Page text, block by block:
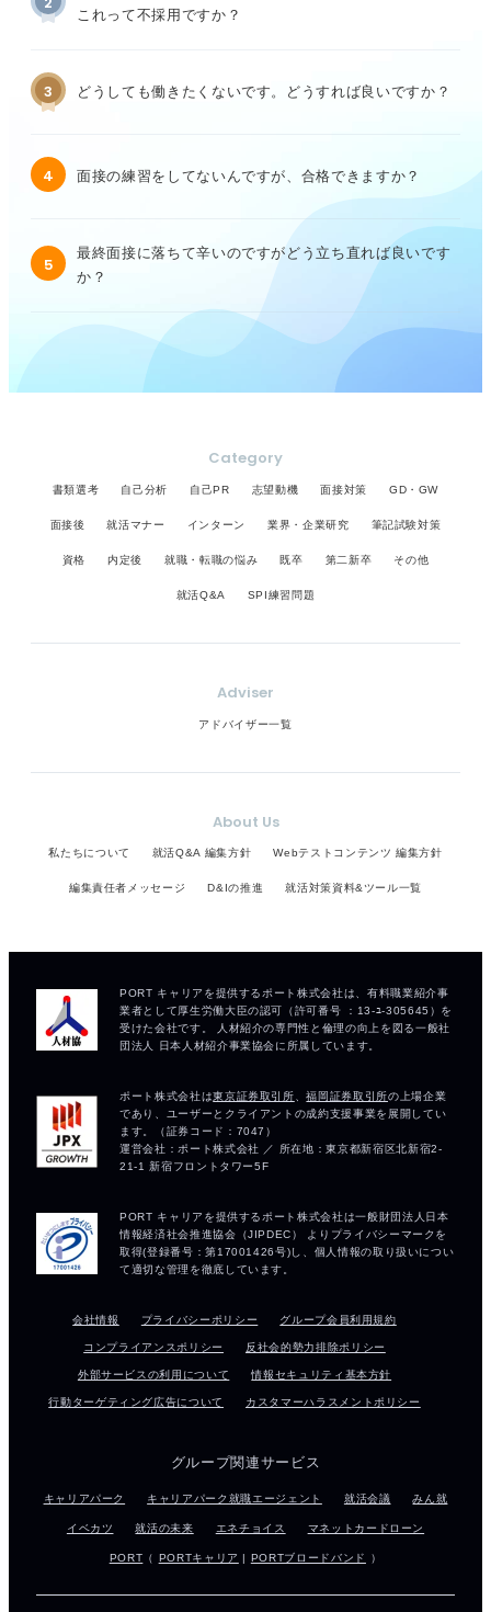
これって不採用ですか？
3 どうしても働きたくないです。どうすれば良いですか？
4 面接の練習をしてないんですが、合格できますか？
5
最終面接に落ちて辛いのですがどう立ち直れば良いです
か？
Category
書類選考 自己分析 自己PR 志望動機 面接対策 GD・GW
面接後 就活マナー インターン 業界・企業研究 筆記試験対策
資格 内定後 就職・転職の悩み 既卒 第二新卒 その他
就活Q&A SPI練習問題
Adviser
アドバイザー一覧
About Us
私たちについて 就活Q&A 編集方針 Webテストコンテンツ 編集方針
編集責任者メッセージ D&Iの推進 就活対策資料&ツール一覧
会社情報 プライバシーポリシー グループ会員利用規約
コンプライアンスポリシー 反社会的勢力排除ポリシー
外部サービスの利用について 情報セキュリティ基本方針
行動ターゲティング広告について カスタマーハラスメントポリシー